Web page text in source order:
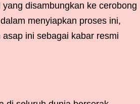
disambungkan ke cerobong
menyiapkan proses ini,
ini sebagai kabar resmi